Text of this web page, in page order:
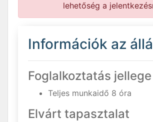
lehetőség a
Információk az
Foglalkoztatás jellege
Teljes munkaidő 8 óra
Elvárt tapasztalat